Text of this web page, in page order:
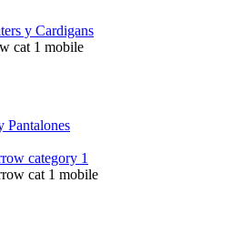
y Cardigans
Pantalones